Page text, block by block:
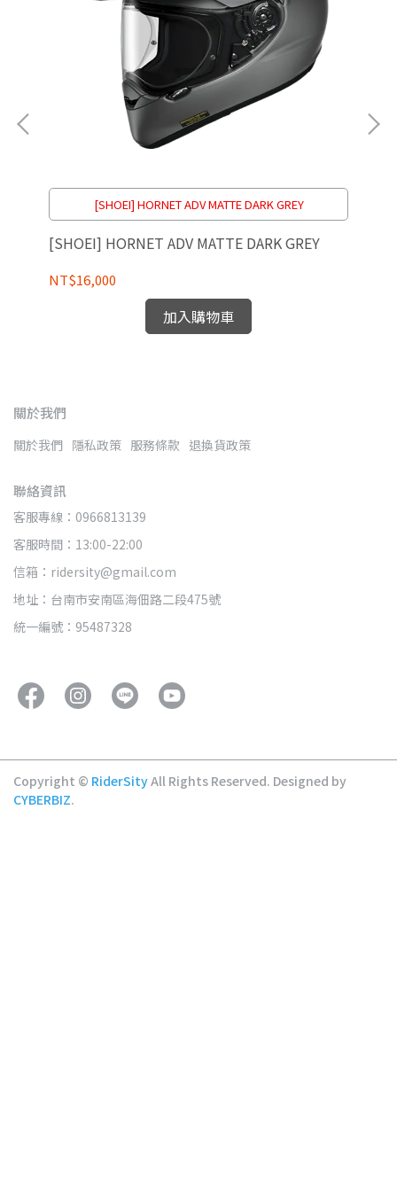
[SHOEI] HORNET ADV MATTE DARK GREY
[SHOEI] HORNET ADV MATTE DARK GREY
NT$16,000
加入購物車
關於我們
關於我們 隱私政策 服務條款 退換貨政策
聯絡資訊
客服專線：0966813139
客服時間：13:00-22:00
信箱：ridersity@gmail.com
地址：台南市安南區海佃路二段475號
統一編號：95487328
Copyright © RiderSityAll Rights Reserved. Designed by
CYBERBIZ.